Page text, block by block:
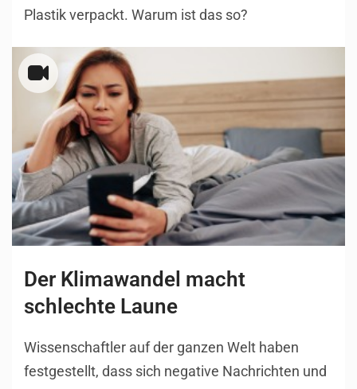
Plastik verpackt. Warum ist das so?
Der Klimawandel macht
schlechte Laune
Wissenschaftler auf der ganzen Welt haben
festgestellt, dass sich negative Nachrichten und